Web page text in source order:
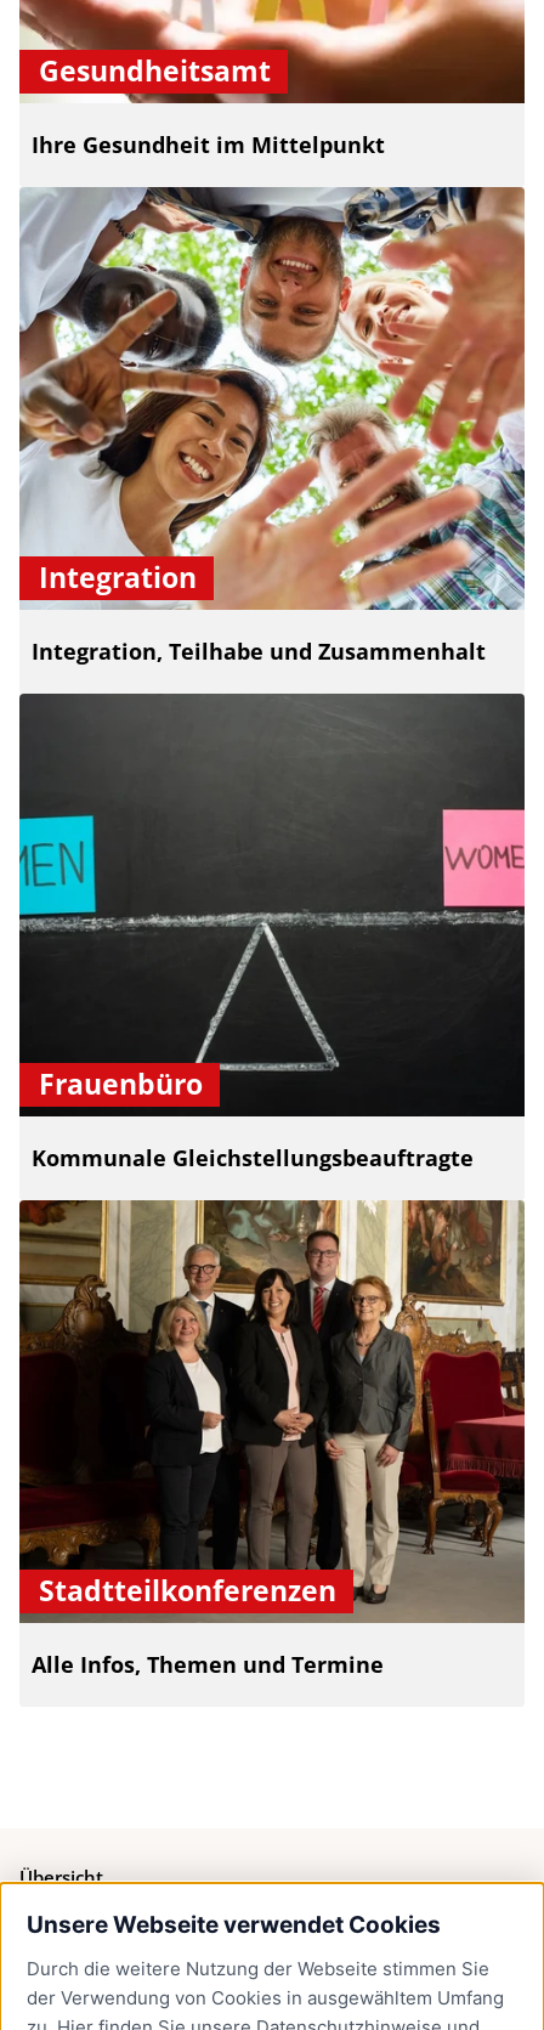
Unsere Webseite verwendet Cookies
Durch die weitere Nutzung der Webseite stimmen Sie
der Verwendung von Cookies in ausgewähltem Umfang
Gesundheitsamt
Ihre Gesundheit im Mittelpunkt
Integration
Integration, Teilhabe und Zusammenhalt
Frauenbüro
Kommunale Gleichstellungsbeauftragte
Stadtteilkonferenzen
Alle Infos, Themen und Termine
Übersicht
Bürgerservice
Presse
Newsletter Lübeck:kompakt